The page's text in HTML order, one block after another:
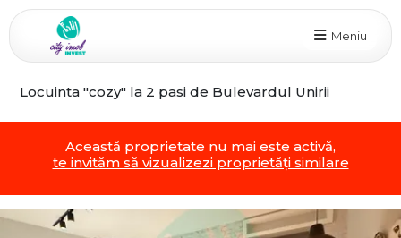
Meniu
Locuinta "cozy" la 2 pasi de Bulevardul Unirii
Această proprietate nu mai este activă,
te invităm să vizualizezi proprietăți similare